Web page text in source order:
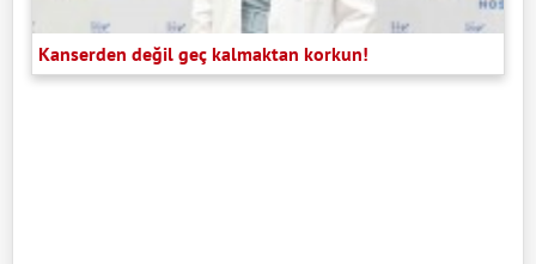
Kanserden değil geç kalmaktan korkun!